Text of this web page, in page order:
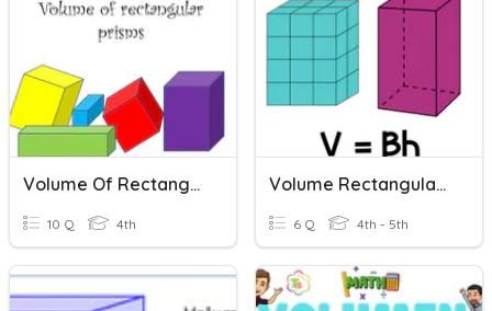
Volume Of Rectangular Prism.
10 Q 4th
Volume Rectangular Prism
6 Q 4th - 5th